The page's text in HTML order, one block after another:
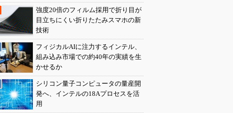
強度20倍のフィルム採用で折り目が
目立ちにくい折りたたみスマホの新
技術
フィジカルAIに注力するインテル、
組み込み市場での約40年の実績を生
かせるか
シリコン量子コンピュータの量産開
発へ、インテルの18Aプロセスを活
用